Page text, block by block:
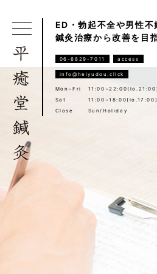
ED・勃起不全や男性不
鍼灸治療から改善を目
06-6829-7011 access
info@heiyudou.click
Mon~Fri
11:00~22:00(lo.21:00)
Sat
11:00~18:00(lo.17:00)
Close
Sun/Holiday